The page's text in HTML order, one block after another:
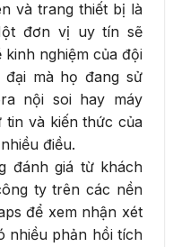
và trang thiết bị là
đơn vị uy tín sẽ
kinh nghiệm của đội
mà họ đang sử
nội soi hay máy
và kiến thức của
điều.
đánh giá từ khách
ty trên các nền
để xem nhận xét
nhiều phản hồi tích